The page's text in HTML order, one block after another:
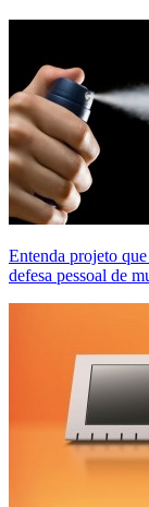
Entenda projeto
defesa pessoal de